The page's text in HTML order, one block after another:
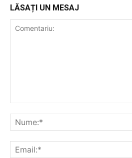
LĂSAȚI UN MESAJ